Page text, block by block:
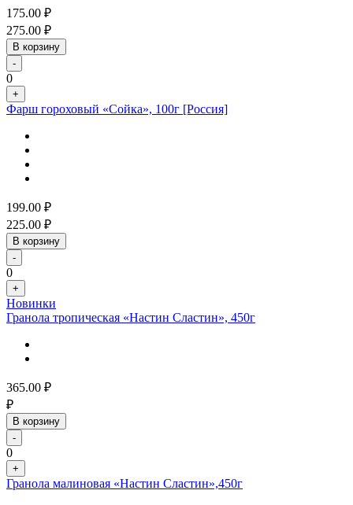
175.00 ₽
275.00 ₽
В корзину
-
0
+
Фарш гороховый «Сойка», 100г [Россия]
199.00 ₽
225.00 ₽
В корзину
-
0
+
Новинки
Гранола тропическая «Настин Сластин», 450г
365.00 ₽
₽
В корзину
-
0
+
Гранола малиновая «Настин Сластин»,450г